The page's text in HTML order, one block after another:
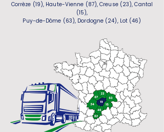
Corrèze (19), Haute-Vienne (87), Creuse (23), Cantal
(15),
Puy-de-Dôme (63), Dordogne (24), Lot (46)